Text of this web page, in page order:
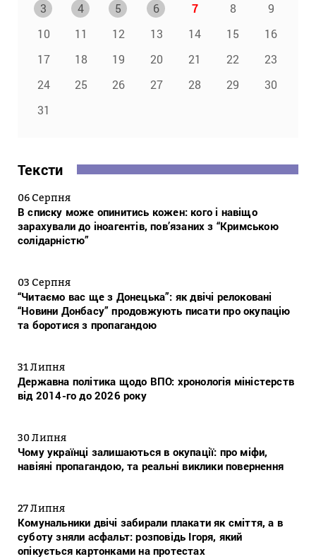
3
4 5 6 7 8
9
10
11 12 13 14 15
16
17
18 19 20 21 22
23
24
25 26 27 28 29
30
31
Тексти
06 Серпня
В списку може опинитись кожен: кого і навіщо
зарахували до іноагентів, пов’язаних з “Кримською
солідарністю”
03 Серпня
“Читаємо вас ще з Донецька”: як двічі релоковані
“Новини Донбасу” продовжують писати про окупацію
та боротися з пропагандою
31 Липня
Державна політика щодо ВПО: хронологія міністерств
від 2014-го до 2026 року
30 Липня
Чому українці залишаються в окупації: про міфи,
навіяні пропагандою, та реальні виклики повернення
27 Липня
Комунальники двічі забирали плакати як сміття, а в
суботу зняли асфальт: розповідь Ігоря, який
опікується картонками на протестах